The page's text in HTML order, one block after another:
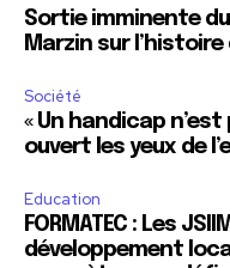
Sortie imminente
Marzin sur
Société
« Un handicap n’est
ouvert les yeux de
Education
FORMATEC : Les
développement